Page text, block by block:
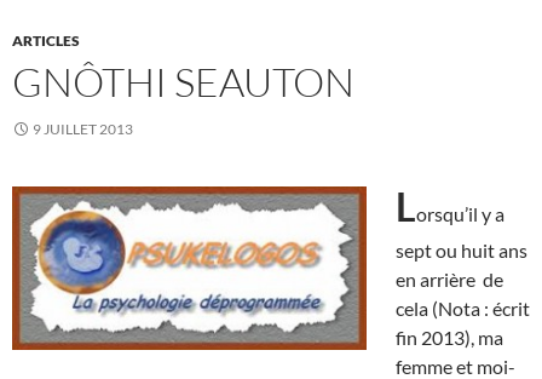
ARTICLES
GNÔTHI SEAUTON
9 JUILLET 2013
Lorsqu’il y a
sept ou huit ans
en arrière de
cela (Nota : écrit
fin 2013), ma
femme et moi-